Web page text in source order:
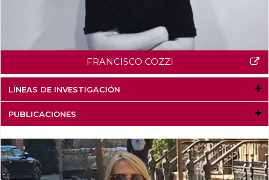
FRANCISCO COZZI
LÍNEAS DE INVESTIGACIÓN
PUBLICACIONES